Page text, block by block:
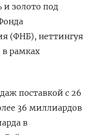
и золото под
(ФНБ), неттингуя
рамках
поставкой с 26
36 миллиардов
в